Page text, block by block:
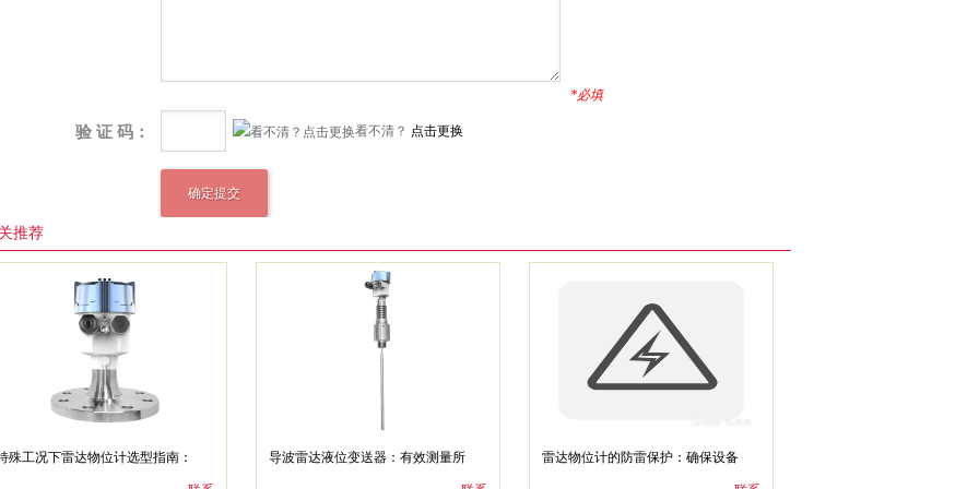
*必填
验 证 码： 看不清？ 点击更换
推荐
殊工况下雷达物位计选型指南： 导波雷达液位变送器：有效测量所 雷达物位计的防雷保护：确保设备